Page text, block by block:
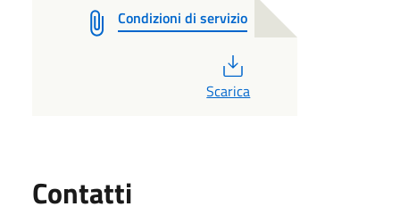
Condizioni di servizio
Scarica
Contatti